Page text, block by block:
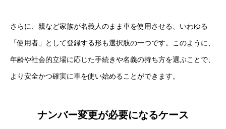
さらに、親など家族が名義人のまま車を使用させる、いわゆる
「使用者」として登録する形も選択肢の一つです。このように、
年齢や社会的立場に応じた手続きや名義の持ち方を選ぶことで、
より安全かつ確実に車を使い始めることができます。
ナンバー変更が必要になるケース